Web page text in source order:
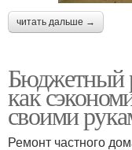
читать дальше →
Бюджетный
как
своими
Ремонт частного